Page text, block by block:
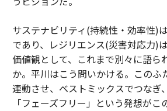
サステナビリティ(持続性・効率性)
であり、レジリエンス(災害対応力)
価値観として、これまで別々に語ら
か。平川はこう問いかける。この
連動させ、ベストミックスでつなぎ
「フェーズフリー」という発想がこ